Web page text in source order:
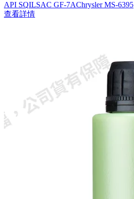
API SQILSAC GF-7AChrysler MS-6395
查看詳情